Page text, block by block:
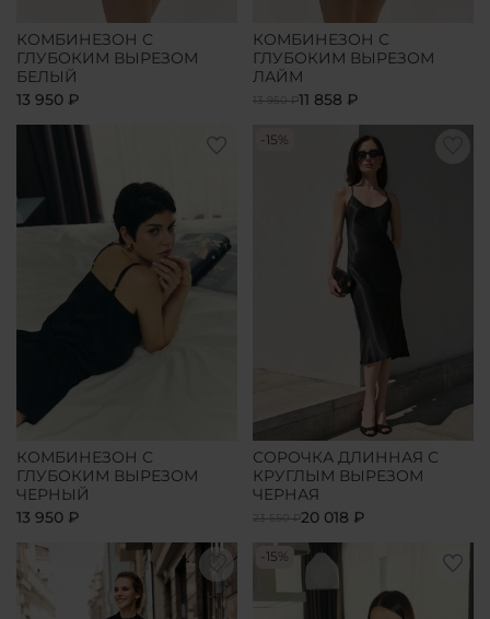
КОМБИНЕЗОН С
ГЛУБОКИМ ВЫРЕЗОМ
БЕЛЫЙ
13 950 ₽
КОМБИНЕЗОН С
ГЛУБОКИМ ВЫРЕЗОМ
ЛАЙМ
13 950 ₽11 858 ₽
КОМБИНЕЗОН С
ГЛУБОКИМ ВЫРЕЗОМ
ЧЕРНЫЙ
13 950 ₽
-15%
СОРОЧКА ДЛИННАЯ С
КРУГЛЫМ ВЫРЕЗОМ
ЧЕРНАЯ
23 550 ₽20 018 ₽
-15%